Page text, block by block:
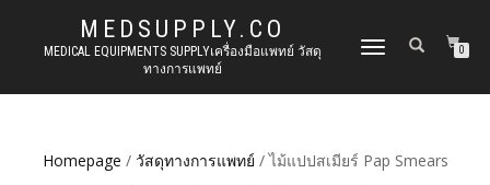
MEDSUPPLY.CO
MEDICAL EQUIPMENTS SUPPLYเครื่องมือแพทย์ วัสดุ
ทางการแพทย์
TOGGLE
0
Homepage / วัสดุทางการแพทย์ / ไม้แปปสเมียร์ Pap Smears